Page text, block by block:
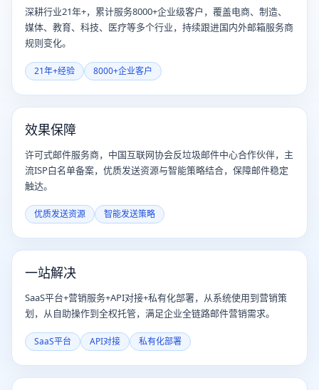
深耕行业21年+，累计服务8000+企业级客户，覆盖电商、制造、
媒体、教育、科技、医疗等多个行业，持续跟进国内外邮箱服务商
规则变化。
21年+经验 8000+企业客户
效果保障
许可式邮件服务商，中国互联网协会反垃圾邮件中心合作伙伴，主
流ISP白名单备案，优质发送资源与智能策略结合，保障邮件稳定
触达。
优质发送资源 智能发送策略
一站解决
SaaS平台+营销服务+API对接+私有化部署，从系统使用到营销策
划，从自助操作到全权托管，满足企业全链路邮件营销需求。
SaaS平台 API对接 私有化部署